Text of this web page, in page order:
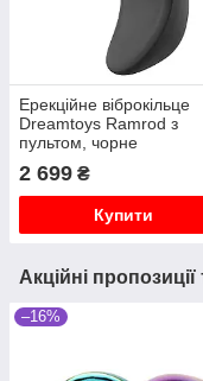
Ерекційне віброкільце
Dreamtoys Ramrod з
пультом, чорне
2 699 ₴
Купити
Акційні
–16%